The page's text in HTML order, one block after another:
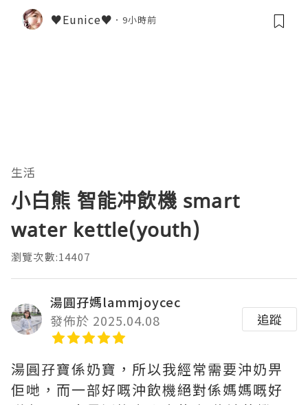
♥Eunice♥ 9小時前
生活
小白熊 智能冲飲機 smart
water kettle(youth)
瀏覽次數:14407
湯圓孖媽lammjoycec
發佈於 2025.04.08
追蹤
湯圓孖寶係奶寶，所以我經常需要沖奶畀
佢哋，而一部好嘅沖飲機絕對係媽媽嘅好